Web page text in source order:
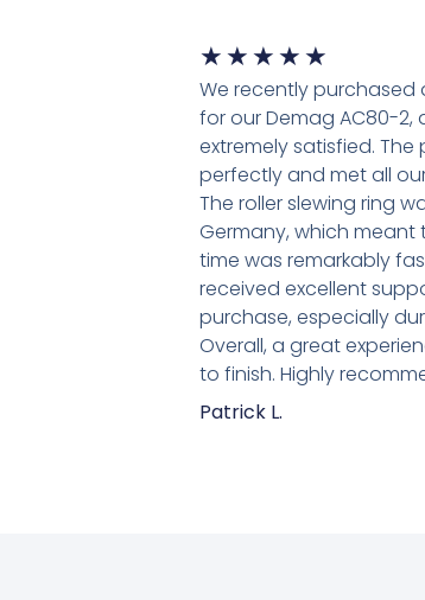
★ ★ ★ ★ ★
We recently purchased
for our Demag AC80-2,
extremely satisfied.
perfectly and met all
The roller slewing ring
Germany, which meant
time was remarkably
received excellent
purchase, especially
Overall, a great
to finish. Highly
Patrick L.